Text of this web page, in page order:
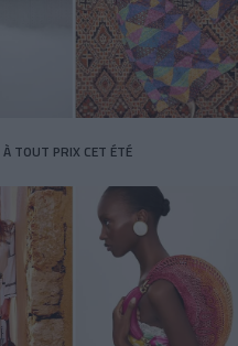
TOUT PRIX CET ÉTÉ